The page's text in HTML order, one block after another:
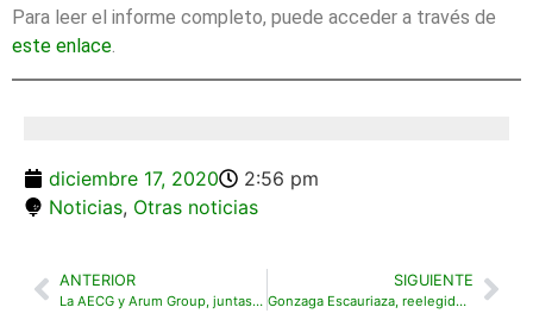
Para leer el informe completo, puede acceder a través de
este enlace.
diciembre 17, 2020
2:56 pm
Noticias, Otras noticias
ANTERIOR
La AECG y Arum Group, juntas para dar impulso internacional a la industria del golf española
SIGUIENTE
Gonzaga Escauriaza, reelegido Presidente de la Real Federación Española de Golf